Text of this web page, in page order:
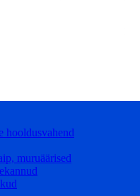
hooldusvahend
muruäärised